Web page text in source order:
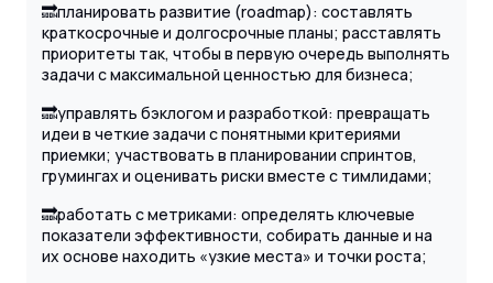
🔜планировать развитие (roadmap): составлять
краткосрочные и долгосрочные планы; расставлять
приоритеты так, чтобы в первую очередь выполнять
задачи с максимальной ценностью для бизнеса;
🔜управлять бэклогом и разработкой: превращать
идеи в четкие задачи с понятными критериями
приемки; участвовать в планировании спринтов,
грумингах и оценивать риски вместе с тимлидами;
🔜работать с метриками: определять ключевые
показатели эффективности, собирать данные и на
их основе находить «узкие места» и точки роста;